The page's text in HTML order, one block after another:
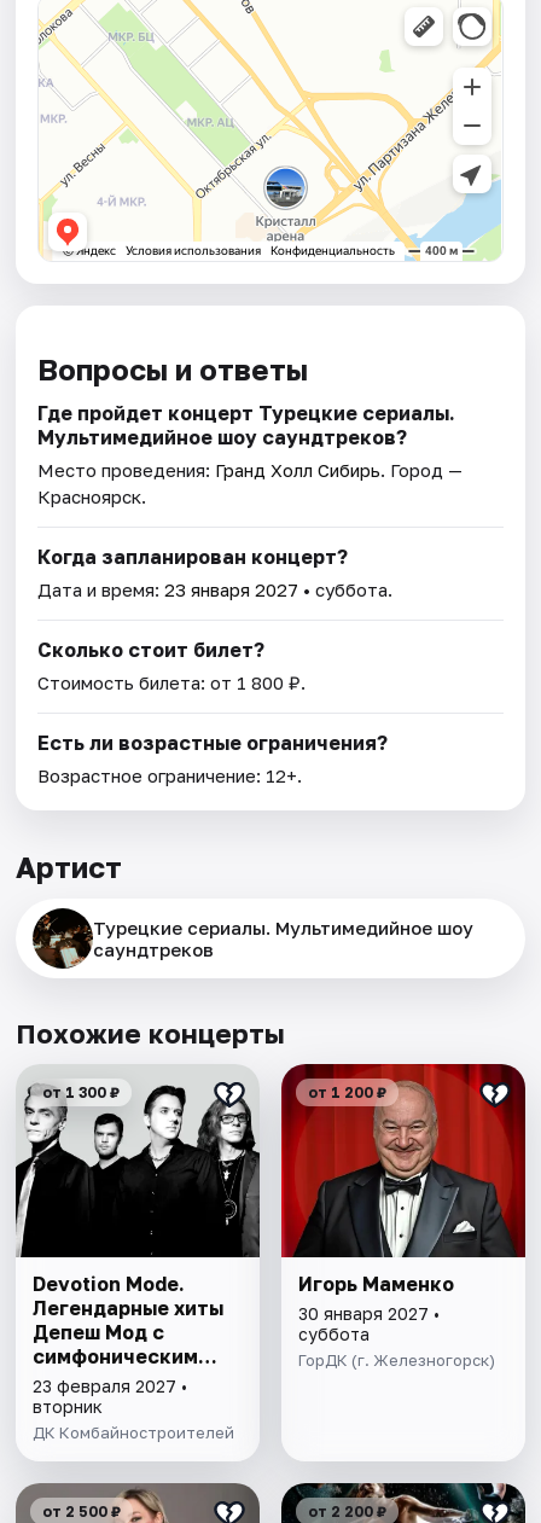
Вопросы и ответы
Где пройдет концерт Турецкие сериалы.
Мультимедийное шоу саундтреков?
Место проведения: Гранд Холл Сибирь. Город —
Красноярск.
Когда запланирован концерт?
Дата и время:23 января 2027 • суббота.
Сколько стоит билет?
Стоимость билета: от 1 800 ₽.
Есть ли возрастные ограничения?
Возрастное ограничение: 12+.
Артист
Турецкие сериалы. Мультимедийное шоу
саундтреков
Похожие концерты
от 1 300 ₽
Devotion Mode.
Легендарные хиты
Депеш Мод с
симфоническим
оркестром
23 февраля 2027 •
вторник
ДК Комбайностроителей
от 1 200 ₽
Игорь Маменко
30 января 2027 •
суббота
ГорДК (г. Железногорск)
от 2 500 ₽ от 2 200 ₽